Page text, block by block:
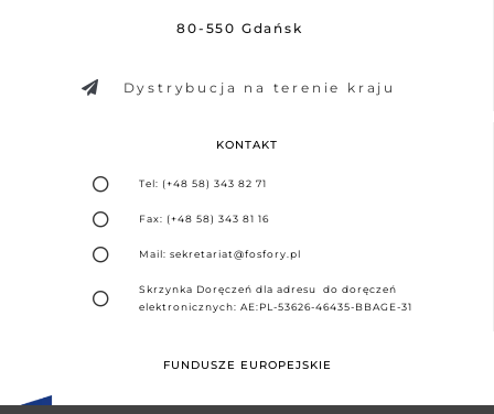
80-550 Gdańsk
Dystrybucja na terenie kraju
KONTAKT
Tel: (+48 58) 343 82 71
Fax: (+48 58) 343 81 16
Mail: sekretariat@fosfory.pl
Skrzynka Doręczeń dla adresu do doręczeń
elektronicznych: AE:PL-53626-46435-BBAGE-31
FUNDUSZE EUROPEJSKIE